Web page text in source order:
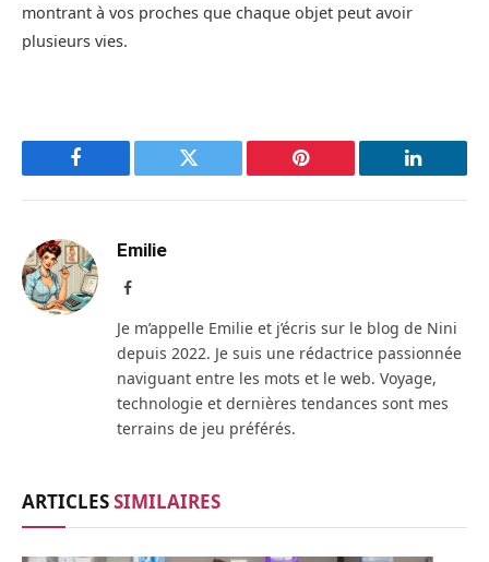
montrant à vos proches que chaque objet peut avoir
plusieurs vies.
Facebook Twitter Pinterest LinkedIn
Emilie
Facebook
Je m’appelle Emilie et j’écris sur le blog de Nini
depuis 2022. Je suis une rédactrice passionnée
naviguant entre les mots et le web. Voyage,
technologie et dernières tendances sont mes
terrains de jeu préférés.
ARTICLESSIMILAIRES